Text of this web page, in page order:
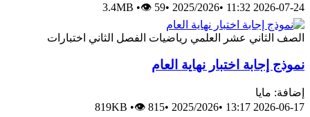
2026-07-24 11:32
•
2025/2026
•
3.4MB •👁 59
الصف الثاني عشر العلمي رياضيات الفصل الثاني اختبارات
نموذج إجابة اختبار نهاية العام
إضافة: مايا
2026-06-17 13:17
•
2025/2026
•
819KB •👁 815